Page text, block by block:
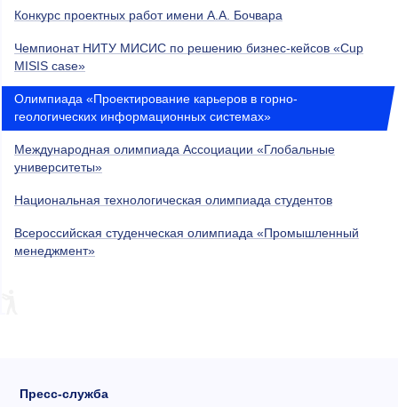
Конкурс проектных работ имени А.А. Бочвара
Чемпионат НИТУ МИСИС по решению бизнес-кейсов «Cup
MISIS case»
Олимпиада «Проектирование карьеров в горно-
геологических информационных системах»
Международная олимпиада Ассоциации «Глобальные
университеты»
Национальная технологическая олимпиада студентов
Всероссийская студенческая олимпиада «Промышленный
менеджмент»
Пресс-служба